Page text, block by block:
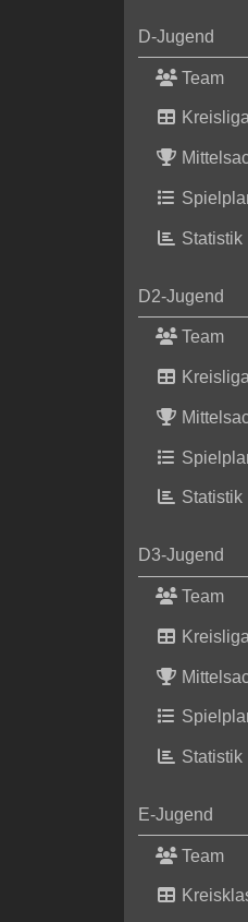
D-Jugend
Team
Statistik
D2-Jugend
Team
Statistik
D3-Jugend
Team
Statistik
E-Jugend
Team